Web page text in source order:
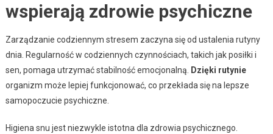
wspierają zdrowie psychiczne
Zarządzanie codziennym stresem zaczyna się od ustalenia rutyny
dnia. Regularność w codziennych czynnościach, takich jak posiłki i
sen, pomaga utrzymać stabilność emocjonalną.
Dzięki rutynie
organizm może lepiej funkcjonować, co przekłada się na lepsze
samopoczucie psychiczne.
Higiena snu jest niezwykle istotna dla zdrowia psychicznego.